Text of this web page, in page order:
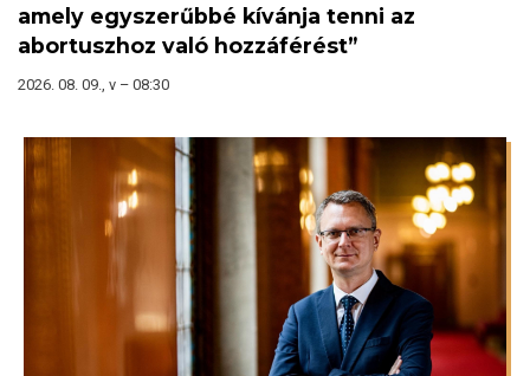
amely egyszerűbbé kívánja tenni az
abortuszhoz való hozzáférést”
2026. 08. 09., v – 08:30